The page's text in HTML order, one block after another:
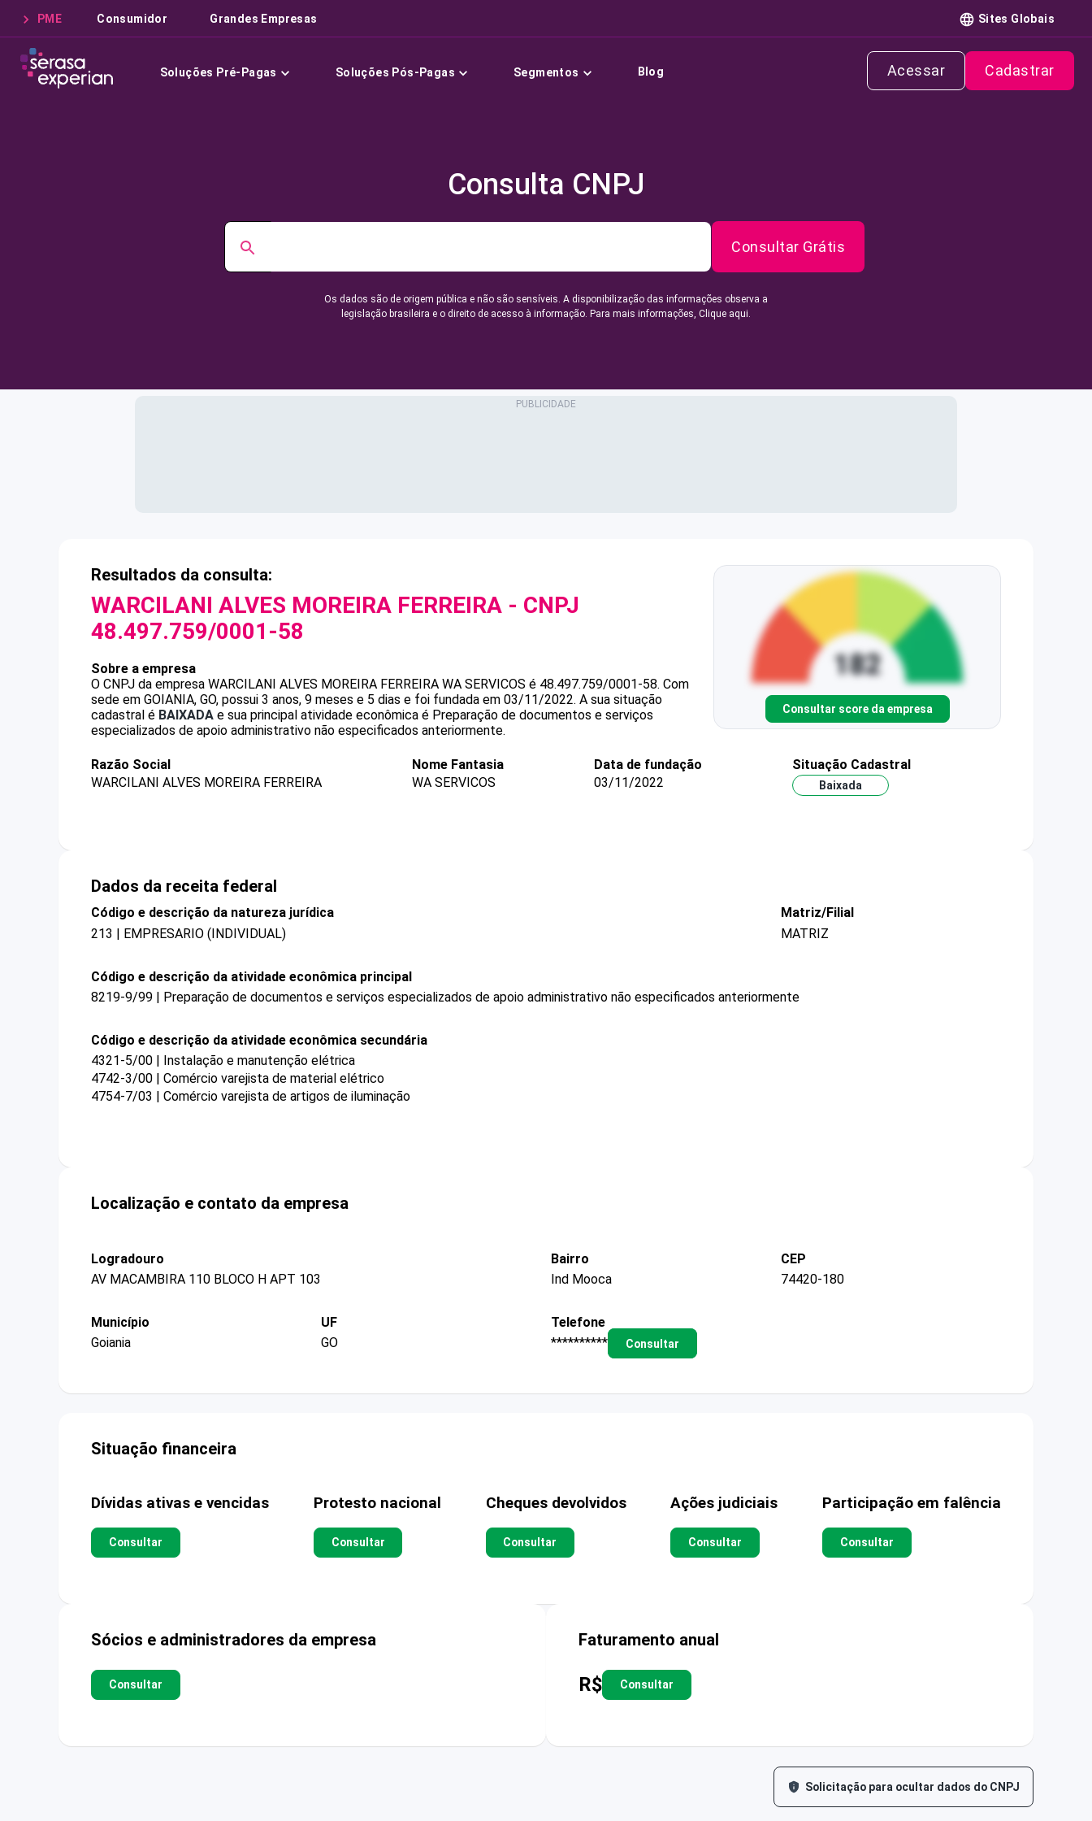
PME Consumidor Grandes Empresas Sites Globais
Soluções Pré-Pagas Soluções Pós-Pagas Segmentos Blog Acessar Cadastrar
Consulta CNPJ
Consultar Grátis
Os dados são de origem pública e não são sensíveis. A disponibilização das informações observa a
legislação brasileira e o direito de acesso à informação. Para mais informações, Clique aqui.
Resultados da consulta:
WARCILANI ALVES MOREIRA FERREIRA - CNPJ
48.497.759/0001-58
Sobre a empresa
O CNPJ da empresa WARCILANI ALVES MOREIRA FERREIRA WA SERVICOS é 48.497.759/0001-58. Com
sede em GOIANIA, GO, possui 3 anos, 9 meses e 5 dias e foi fundada em 03/11/2022. A sua situação
cadastral é BAIXADA e sua principal atividade econômica é Preparação de documentos e serviços
especializados de apoio administrativo não especificados anteriormente.
Consultar score da empresa
Razão Social
WARCILANI ALVES MOREIRA FERREIRA
Nome Fantasia
WA SERVICOS
Data de fundação
03/11/2022
Situação Cadastral
Baixada
Dados da receita federal
Código e descrição da natureza jurídica
213 | EMPRESARIO (INDIVIDUAL)
Matriz/Filial
MATRIZ
Código e descrição da atividade econômica principal
8219-9/99 | Preparação de documentos e serviços especializados de apoio administrativo não especificados anteriormente
Código e descrição da atividade econômica secundária
4321-5/00 | Instalação e manutenção elétrica
4742-3/00 | Comércio varejista de material elétrico
4754-7/03 | Comércio varejista de artigos de iluminação
Localização e contato da empresa
Logradouro
AV MACAMBIRA 110 BLOCO H APT 103
Bairro
Ind Mooca
CEP
74420-180
Município
Goiania
UF
GO
Telefone
**********
Consultar
Situação financeira
Dívidas ativas e vencidas
Consultar
Protesto nacional
Consultar
Cheques devolvidos
Consultar
Ações judiciais
Consultar
Participação em falência
Consultar
Sócios e administradores da empresa
Consultar
Faturamento anual
R$ Consultar
Solicitação para ocultar dados do CNPJ